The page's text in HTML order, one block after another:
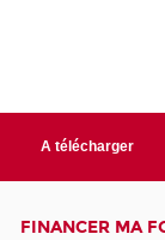
A télécharger
FINANCER MA